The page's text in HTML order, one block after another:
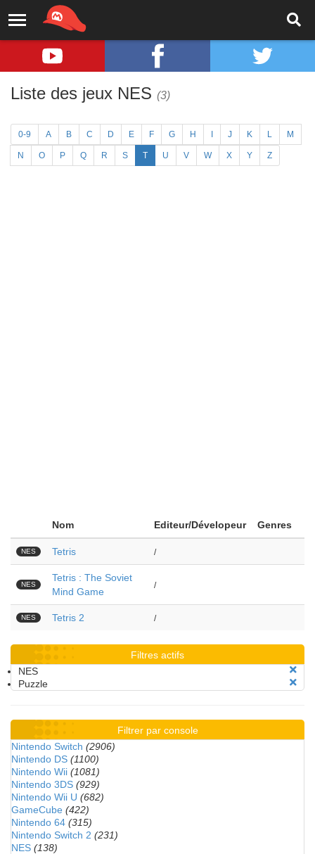
Liste des jeux NES (3)
0-9 A B C D E F G H J K L M
N O P Q R S T U V W X Y Z
Nom Editeur/Dévelopeur Genres
NES Tetris /
NES
Tetris : The Soviet
Mind Game
/
NES Tetris 2 /
Filtres actifs
NES
Puzzle
Filtrer par console
Nintendo Switch (2906)
Nintendo DS (1100)
Nintendo Wii (1081)
Nintendo 3DS (929)
Nintendo Wii U (682)
GameCube (422)
Nintendo 64 (315)
Nintendo Switch 2 (231)
NES (138)